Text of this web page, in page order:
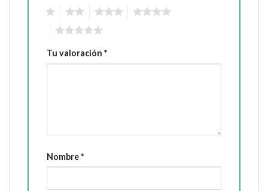
Tu valoración *
Nombre*